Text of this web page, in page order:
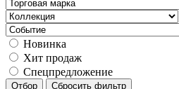
Новинка
Хит продаж
Спецпредложение
Отбор Сбросить фильтр